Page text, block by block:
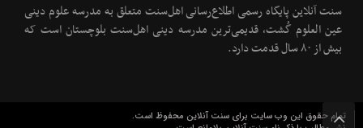
سنت آنلاین پایگاه رسمی اطلاع‌رسانی اهل‌سنت متعلق به مدرسه علوم دینی
عین العلوم گُشت, قدیمی‌ترین مدرسه دینی اهل‌سنت بلوچستان است که
بیش از ۸۰ سال قدمت دارد.
تمام حقوق این وب سایت برای سنت آنلاین محفوظ است.